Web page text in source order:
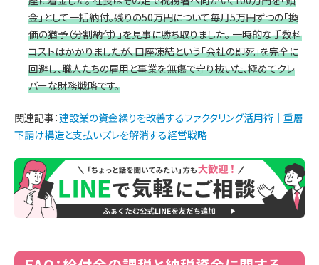
金」として一括納付。残りの50万円について毎月5万円ずつの「換
価の猶予（分割納付）」を見事に勝ち取りました。 一時的な手数料
コストはかかりましたが、口座凍結という「会社の即死」を完全に
回避し、職人たちの雇用と事業を無傷で守り抜いた、極めてクレ
バーな財務戦略です。
関連記事：建設業の資金繰りを改善するファクタリング活用術｜重層
下請け構造と支払いズレを解消する経営戦略